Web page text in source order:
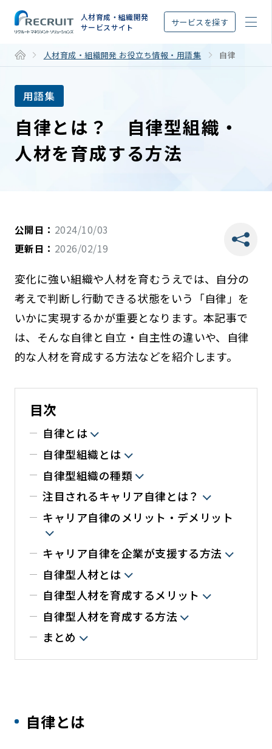
人材育成・組織開発
サービスサイト
サービスを探す
人材育成・組織開発 お役立ち情報・用語集 自律
用語集
自律とは？ 自律型組織・
人材を育成する方法
公開日： 2024/10/03
更新日： 2026/02/19
変化に強い組織や人材を育むうえでは、自分の
考えで判断し行動できる状態をいう「自律」を
いかに実現するかが重要となります。本記事で
は、そんな自律と自立・自主性の違いや、自律
的な人材を育成する方法などを紹介します。
目次
自律とは
自律型組織とは
自律型組織の種類
注目されるキャリア自律とは？
キャリア自律のメリット・デメリット
キャリア自律を企業が支援する方法
自律型人材とは
自律型人材を育成するメリット
自律型人材を育成する方法
まとめ
自律とは